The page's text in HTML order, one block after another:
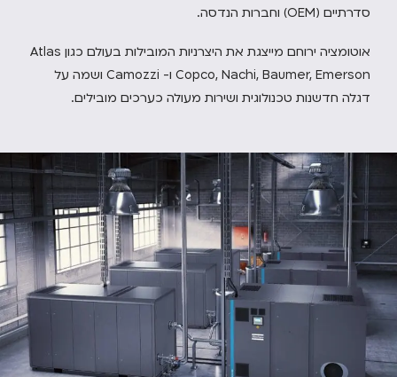
סדרתיים (OEM) וחברות הנדסה.
אוטומציה ירוחם מייצגת את היצרניות המובילות בעולם כגון Atlas
Copco, Nachi, Baumer, Emerson ו- Camozzi ושמה על
דגלה חדשנות טכנולוגית ושירות מעולה כערכים מובילים.